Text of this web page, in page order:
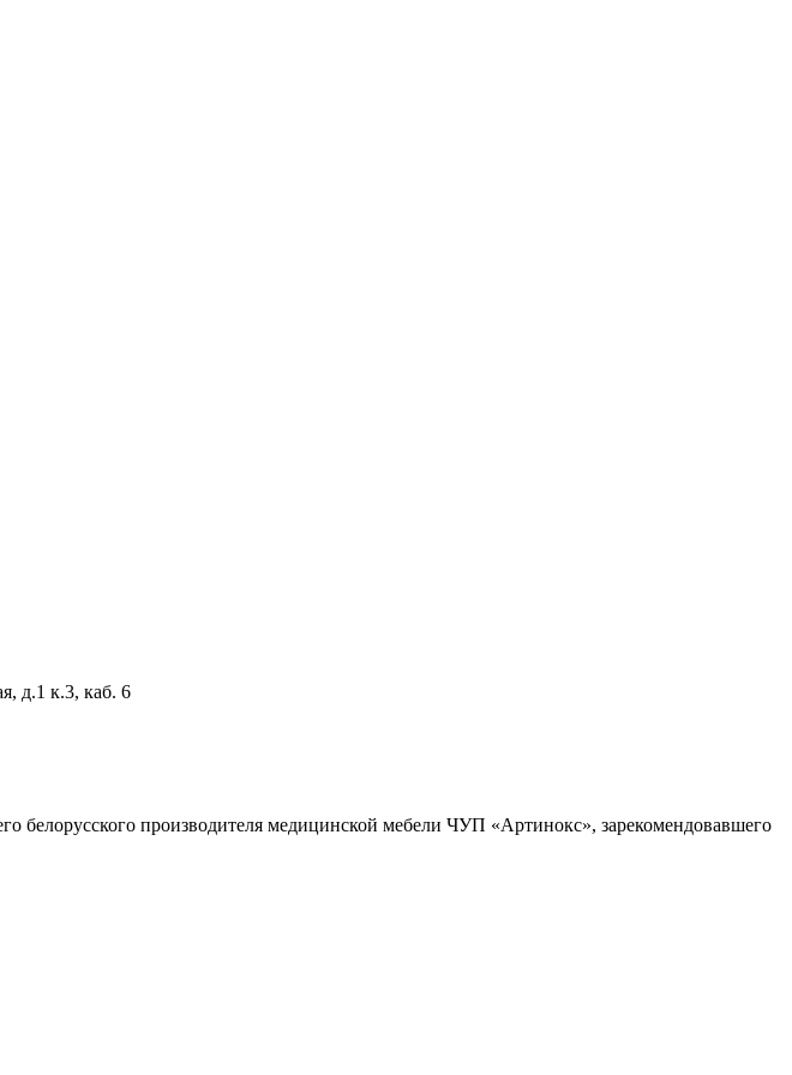
д.1 к.3, каб. 6
белорусского производителя медицинской мебели ЧУП «Артинокс», зарекомендовавшего